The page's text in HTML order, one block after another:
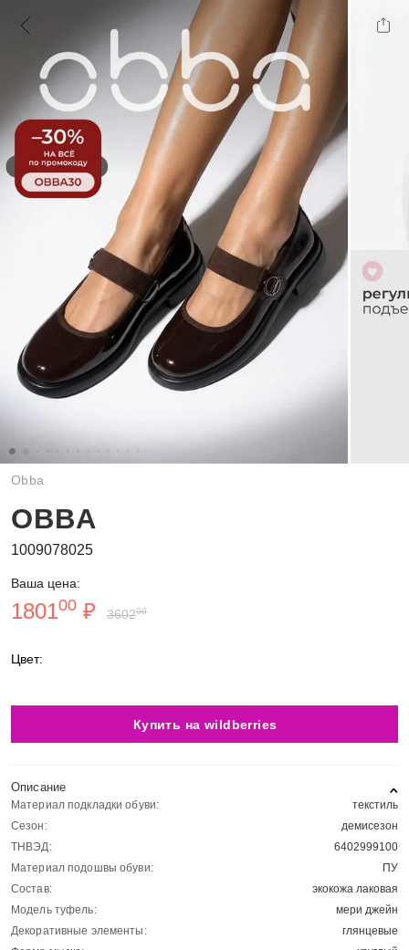
Obba
OBBA
1009078025
Ваша цена:
180100 ₽ 360200
Цвет:
Купить на wildberries
Описание
Материал подкладки обуви:
текстиль
Сезон:
демисезон
ТНВЭД:
6402999100
Материал подошвы обуви:
ПУ
Состав:
экокожа лаковая
Модель туфель:
мери джейн
Декоративные элементы:
глянцевые